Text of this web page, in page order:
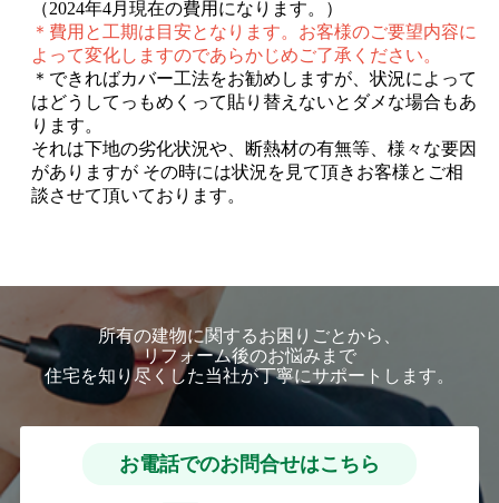
所有の建物に関するお困りごとから、
リフォーム後のお悩みまで
住宅を知り尽くした当社が丁寧にサポートします。
お電話でのお問合せはこちら